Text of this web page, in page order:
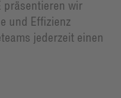
präsentieren wir
und Effizienz
jederzeit einen